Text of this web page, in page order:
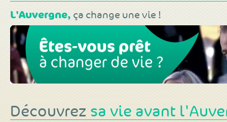
L'Auvergne, ça change une vie !
Découvrez sa vie avant